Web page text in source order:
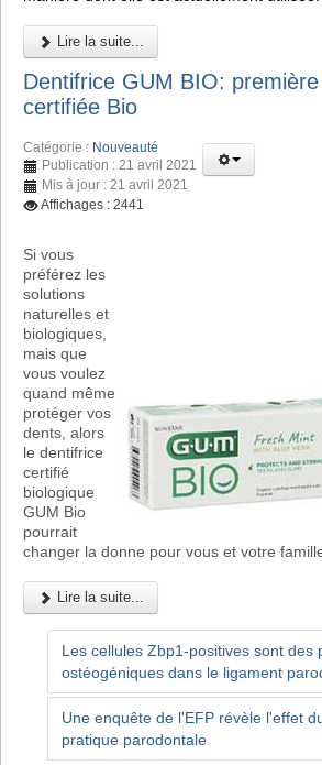
Lire la suite...
Dentifrice GUM BIO:
certifiée Bio
Catégorie : Nouveauté
Publication : 21 avril 2021
Mis à jour : 21 avril 2021
Affichages : 2441
Si vous
préférez les
solutions
naturelles et
biologiques,
mais que
vous voulez
quand même
protéger vos
dents, alors
le dentifrice
certifié
biologique
GUM Bio
pourrait
changer la donne pour vous et votre
Lire la suite...
Les cellules Zbp1-positives sont des
ostéogéniques dans le ligament
Une enquête de l'EFP révèle l'effet
pratique parodontale